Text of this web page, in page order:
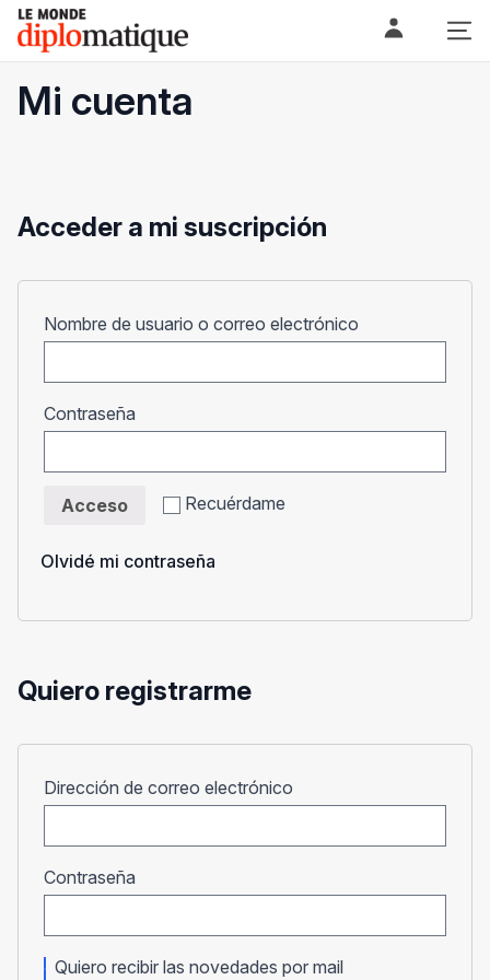
Skip
content
Le monde diplomatique
Mi cuenta
Acceder a mi suscripción
Nombre de usuario o correo electrónico
Contraseña
Recuérdame
Acceso
Olvidé mi contraseña
Quiero registrarme
Dirección de correo electrónico
Contraseña
Quiero recibir las novedades por mail